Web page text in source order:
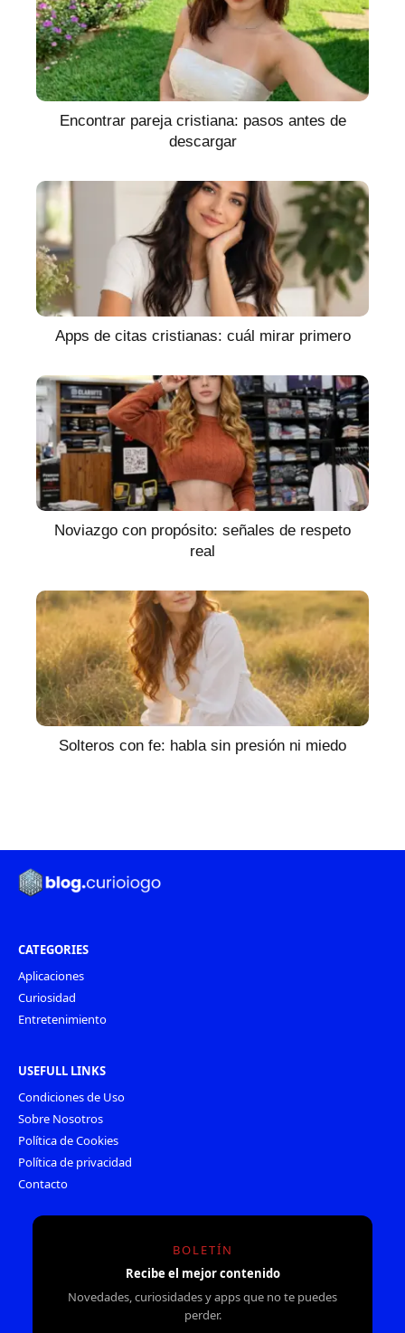
Encontrar pareja cristiana: pasos antes de
descargar
Apps de citas cristianas: cuál mirar primero
Noviazgo con propósito: señales de respeto
real
Solteros con fe: habla sin presión ni miedo
CATEGORIES
Aplicaciones
Curiosidad
Entretenimiento
USEFULL LINKS
Condiciones de Uso
Sobre Nosotros
Política de Cookies
Política de privacidad
Contacto
BOLETÍN
Recibe el mejor contenido
Novedades, curiosidades y apps que no te puedes
perder.